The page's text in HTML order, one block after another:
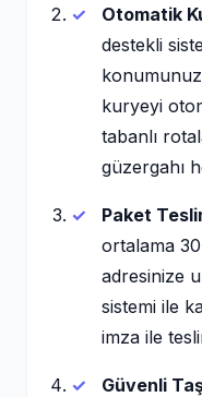
Otomatik
destekli
kuryeyi
tabanlı
güzergahı
Paket
ortalama
adresinize
sistemi ile
imza ile
Güvenli